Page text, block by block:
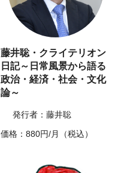
藤井聡・クライテリオン
日記～日常風景から語る
政治・経済・社会・文化
論～
発行者：藤井聡
価格：880円/月（税込）